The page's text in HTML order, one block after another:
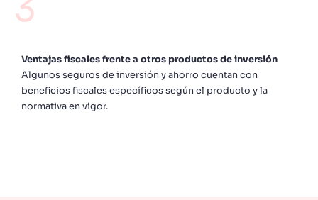
3
Ventajas fiscales frente a otros productos de inversión
Algunos seguros de inversión y ahorro cuentan con
beneficios fiscales específicos según el producto y la
normativa en vigor.